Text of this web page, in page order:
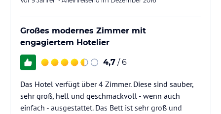
Großes modernes Zimmer mit
engagiertem Hotelier
4,7 / 6
Das Hotel verfügt über 4 Zimmer. Diese sind sauber,
sehr groß, hell und geschmackvoll - wenn auch
einfach - ausgestattet. Das Bett ist sehr groß und